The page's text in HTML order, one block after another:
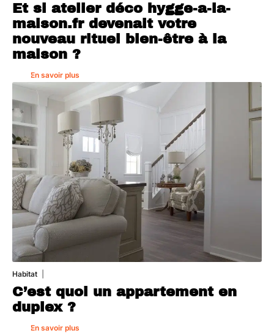
Et si atelier déco hygge-a-la-
maison.fr devenait votre
nouveau rituel bien-être à la
maison ?
En savoir plus
Habitat
C’est quoi un appartement en
duplex ?
En savoir plus